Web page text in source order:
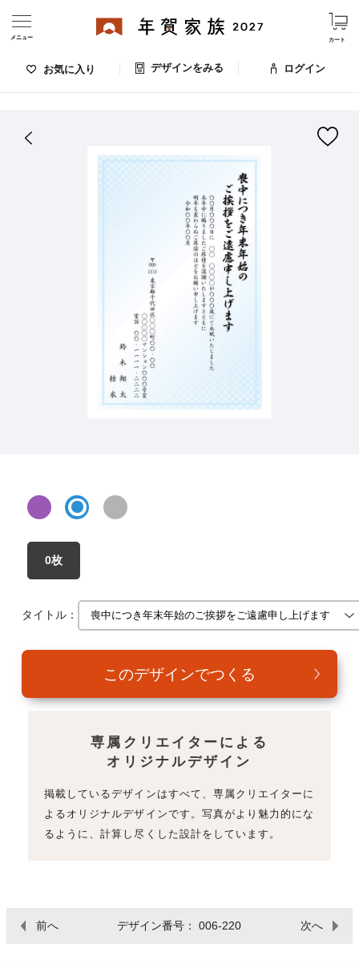
お気に入り デザインをみる
カート
ログイン
メニュー
デザインをみる
お気に入りのデザイン
年賀家族について
お問い合わせ
0枚
タイトル：
専属クリエイターによる
オリジナルデザイン
掲載しているデザインはすべて、専属クリエイターに
よるオリジナルデザインです。写真がより魅力的にな
るように、計算し尽くした設計をしています。
前へ デザイン番号： 006-220 次へ